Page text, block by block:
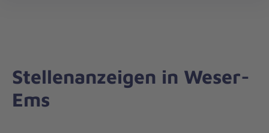
Stellenanzeigen in Weser-
Ems